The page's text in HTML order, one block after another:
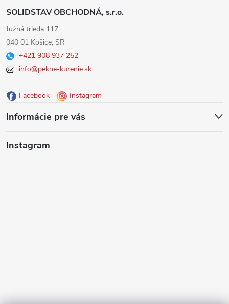
á
p
ä
e
SOLIDSTAV OBCHODNÁ, s.r.o.
Južná trieda 117
040 01 Košice, SR
+421 908 937 252
info@pekne-kurenie.sk
Facebook Instagram
Informácie pre vás
Instagram